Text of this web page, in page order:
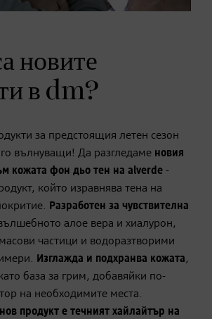
новите
в dm?
за предстоящия летен сезон
вълнуващи! Да разгледаме новия
кожата фон дьо тен на alverde -
който изравнява тена на
Разработен за чувствителна
алое вера и хиалурон,
частици и водоразтворими
Изглажда и подхранва кожата,
база за грим, добавяйки по-
на необходимите места.
нов продукт е течният хайлайтър на